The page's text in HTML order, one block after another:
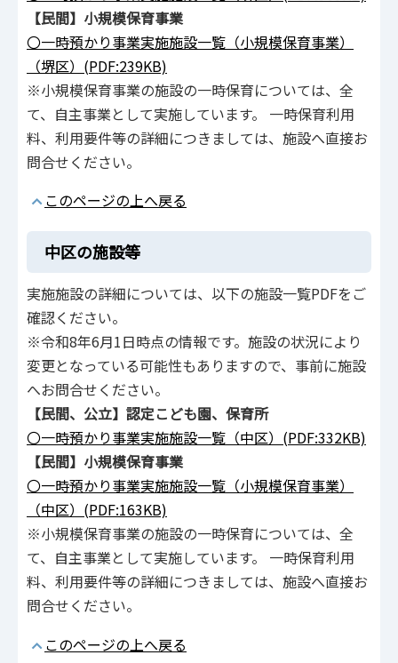
【民間】小規模保育事業
〇一時預かり事業実施施設一覧（小規模保育事業）
（堺区）(PDF:239KB)
※小規模保育事業の施設の一時保育については、全
て、自主事業として実施しています。 一時保育利用
料、利用要件等の詳細につきましては、施設へ直接お
問合せください。
このページの上へ戻る
中区の施設等
実施施設の詳細については、以下の施設一覧PDFをご
確認ください。
※令和8年6月1日時点の情報です。施設の状況により
変更となっている可能性もありますので、事前に施設
へお問合せください。
【民間、公立】認定こども園、保育所
〇一時預かり事業実施施設一覧（中区）(PDF:332KB)
【民間】小規模保育事業
〇一時預かり事業実施施設一覧（小規模保育事業）
（中区）(PDF:163KB)
※小規模保育事業の施設の一時保育については、全
て、自主事業として実施しています。 一時保育利用
料、利用要件等の詳細につきましては、施設へ直接お
問合せください。
このページの上へ戻る